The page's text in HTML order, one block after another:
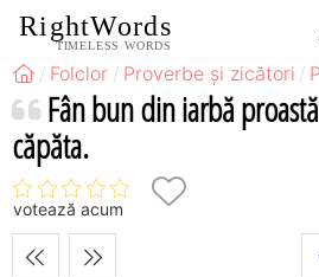
RightWords
TIMELESS WORDS
Folclor Proverbe și zicători
Fân bun din iarbă
căpăta.
votează acum